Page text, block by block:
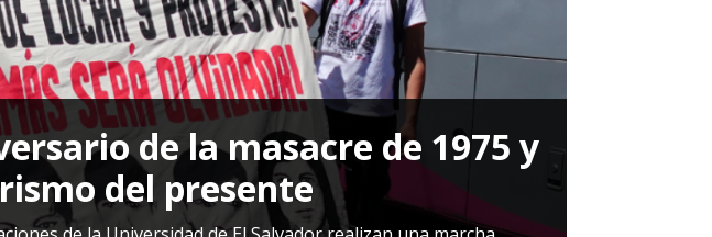
de la masacre de 1975 y
del presente